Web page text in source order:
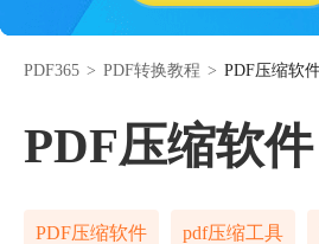
PDF365 > PDF转换教程 > PDF压缩软
PDF压缩软
PDF压缩软件 pdf压缩工具